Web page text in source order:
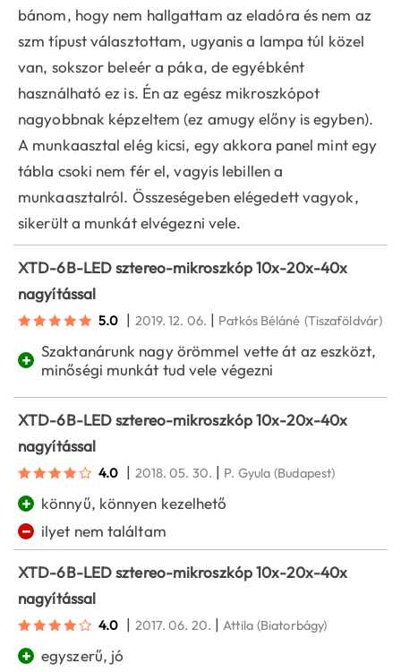
bánom, hogy nem hallgattam az eladóra és nem az
szm típust választottam, ugyanis a lampa túl közel
van, sokszor beleér a páka, de egyébként
használható ez is. Én az egész mikroszkópot
nagyobbnak képzeltem (ez amugy előny is egyben).
A munkaasztal elég kicsi, egy akkora panel mint egy
tábla csoki nem fér el, vagyis lebillen a
munkaasztalról. Összeségeben elégedett vagyok,
sikerült a munkát elvégezni vele.
XTD-6B-LED sztereo-mikroszkóp 10x-20x-40x
nagyítással
5.0 | 2019. 12. 06. | Patkós Béláné (Tiszaföldvár)
+ Szaktanárunk nagy örömmel vette át az eszközt,
minőségi munkát tud vele végezni
XTD-6B-LED sztereo-mikroszkóp 10x-20x-40x
nagyítással
4.0 | 2018. 05. 30. | P. Gyula (Budapest)
+ könnyű, könnyen kezelhető
− ilyet nem találtam
XTD-6B-LED sztereo-mikroszkóp 10x-20x-40x
nagyítással
4.0 | 2017. 06. 20. |Attila (Biatorbágy)
+ egyszerű, jó